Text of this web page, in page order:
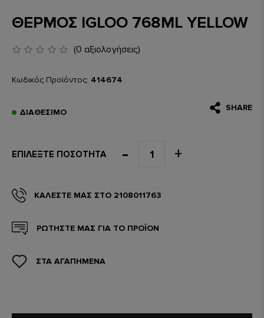
ΘΕΡΜΟΣ IGLOO 768ML YELLOW
(0 αξιολογήσεις)
Κωδικός Προϊόντος: 414674
ΔΙΑΘΈΣΙΜΟ SHARE
ΕΠΙΛΈΞΤΕ ΠΟΣΌΤΗΤΑ
ΚΑΛΈΣΤΕ ΜΑΣ ΣΤΟ 2108011763
ΣΤΑ ΑΓΑΠΗΜΕΝΑ
ΡΩΤΗΣΤΕ ΜΑΣ ΓΙΑ ΤΟ ΠΡΟΪΟΝ